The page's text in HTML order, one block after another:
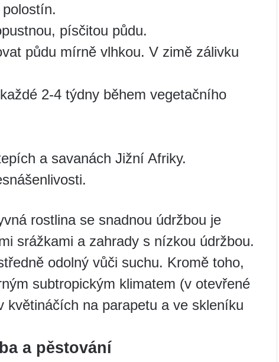
písčitou půdu.
půdu mírně vlhkou. V zimě zálivku
2-4 týdny během vegetačního
a savanách Jižní Afriky.
rostlina se snadnou údržbou je
srážkami a zahrady s nízkou údržbou.
odolný vůči suchu. Kromě toho,
subtropickým klimatem (v otevřené
květináčích na parapetu a ve skleníku
a pěstování